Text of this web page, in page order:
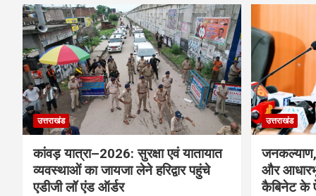
उत्तराखंड
कांवड़ यात्रा–2026: सुरक्षा एवं यातायात
व्यवस्थाओं का जायजा लेने हरिद्वार पहुंचे
एडीजी लॉ एंड ऑर्डर
उत्तराखंड
जनकल्याण,
और
कैबिनेट के